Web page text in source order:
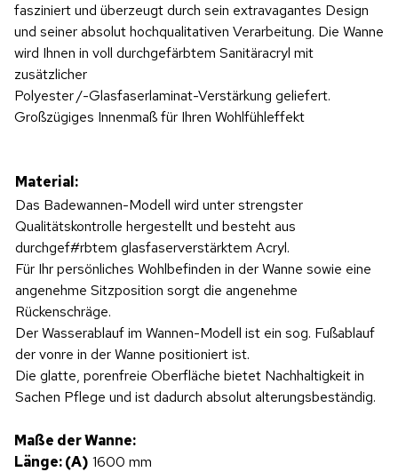
fasziniert und überzeugt durch sein extravagantes Design
und seiner absolut hochqualitativen Verarbeitung. Die Wanne
wird Ihnen in voll durchgefärbtem Sanitäracryl mit
zusätzlicher
Polyester/-Glasfaserlaminat-Verstärkung geliefert.
Großzügiges Innenmaß für Ihren Wohlfühleffekt
Material:
Das Badewannen-Modell wird unter strengster
Qualitätskontrolle hergestellt und besteht aus
durchgef#rbtem glasfaserverstärktem Acryl.
Für Ihr persönliches Wohlbefinden in der Wanne sowie eine
angenehme Sitzposition sorgt die angenehme
Rückenschräge.
Der Wasserablauf im Wannen-Modell ist ein sog. Fußablauf
der vonre in der Wanne positioniert ist.
Die glatte, porenfreie Oberfläche bietet Nachhaltigkeit in
Sachen Pflege und ist dadurch absolut alterungsbeständig.
Maße der Wanne:
Länge: (A) 1600 mm